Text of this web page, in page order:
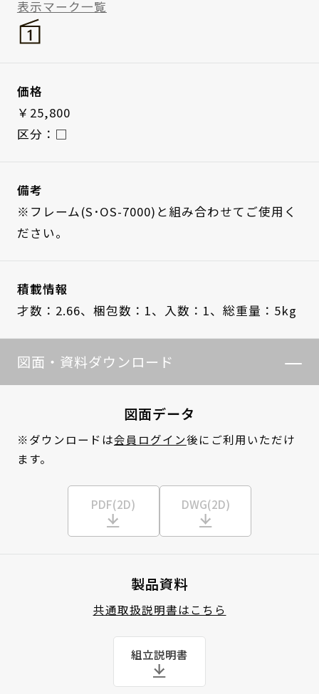
表示マーク一覧
価格
￥25,800
区分：□
備考
※フレーム(S･OS-7000)と組み合わせてご使用く
ださい。
積載情報
才数：2.66、 梱包数：1、 入数：1、 総重量：5kg
図面・資料ダウンロード
図面データ
※ダウンロードは会員ログイン後にご利用いただけ
ます。
PDF(2D) DWG(2D)
製品資料
共通取扱説明書はこちら
組立説明書